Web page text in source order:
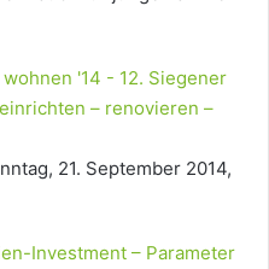
wohnen '14 - 12. Siegener
– renovieren –
21. September 2014,
Investment – Parameter